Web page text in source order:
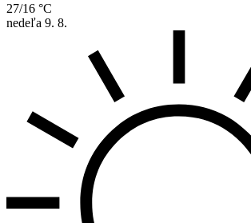
27/16 °C
nedeľa 9. 8.